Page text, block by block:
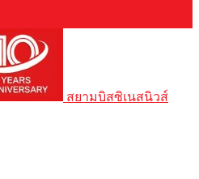
สยามบิสซิเนสนิวส์